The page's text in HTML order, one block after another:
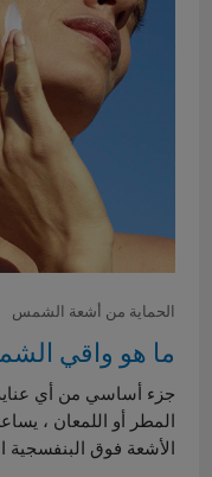
الحماية من أشعة الشمس
ما هو واقي
جزء أساسي من أي
المطر أو اللمعان ،
الأشعة فوق البنفسجية